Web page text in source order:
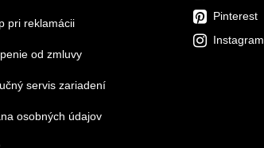
pri reklamácii
od zmluvy
servis zariadení
osobných údajov
Pinterest
Instagram